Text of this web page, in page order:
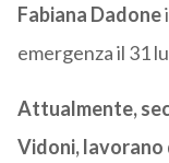
Fabiana Dadone
emergenza il 31
Attualmente,
Vidoni, lavorano